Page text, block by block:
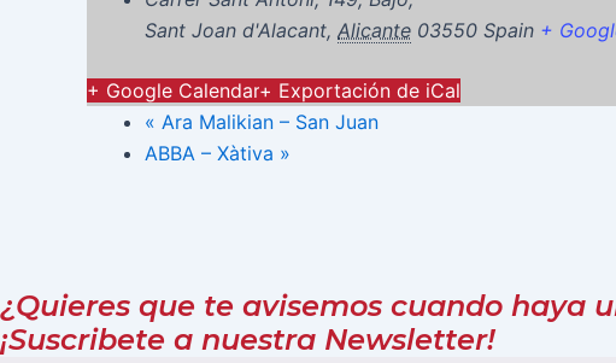
Sant Joan d'Alacant, Alicante 03550 Spain +
+ Google Calendar+ Exportación de iCal
« Ara Malikian – San Juan
ABBA – Xàtiva »
¿Quieres que te avisemos cuando haya
¡Suscribete a nuestra Newsletter!